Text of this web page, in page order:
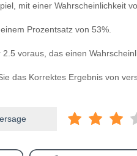
mit einer Wahrscheinlichkeit
Prozentsatz von 53%.
voraus, das einen
das Korrektes Ergebnis von